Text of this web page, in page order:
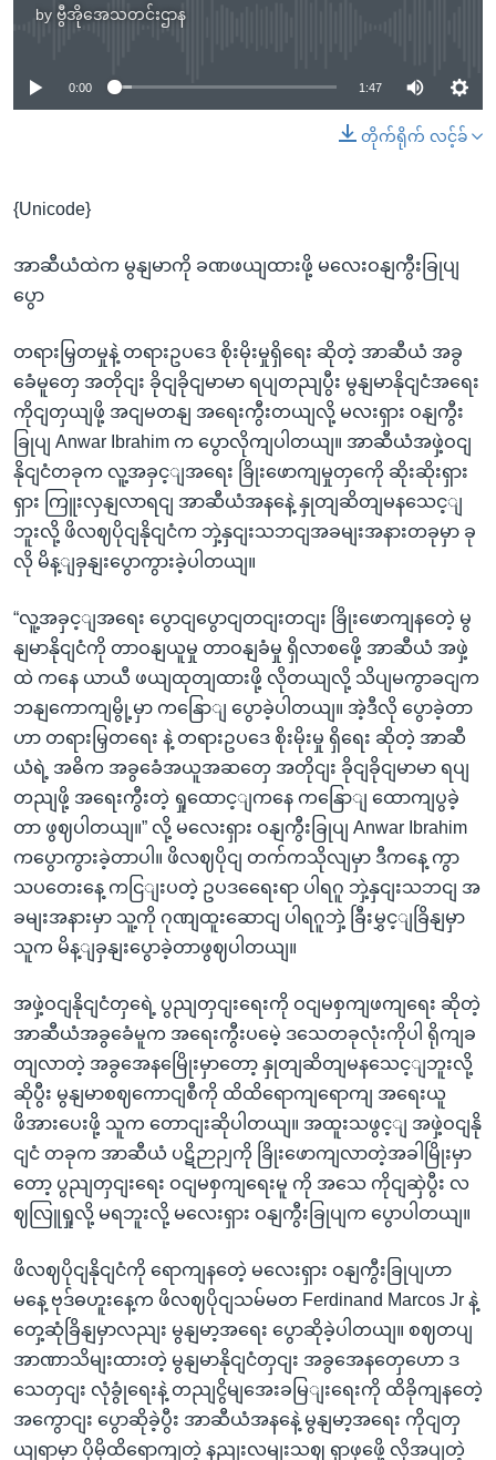
by ဗွီအိုအေသတင်းဌာန
No media source currently available
0:00 1:47
တိုက်ရိုက် လင့်ခ်
{Unicode}
အာဆီယံထဲက မွနျမာကို ခဏဖယျထားဖို့ မလေးဝနျကွီးခြုပျ
ပွော
တရားမြှတမှုနဲ့ တရားဥပဒေ စိုးမိုးမှုရှိရေး ဆိုတဲ့ အာဆီယံ အခွ
ခေံမူတှေ အတိုငျး ခိုငျခိုငျမာမာ ရပျတညျပွီး မွနျမာနိုငျငံအရေး
ကိုငျတှယျဖို့ အငျမတနျ အရေးကွီးတယျလို့ မလးရှား ဝနျကွီး
ခြုပျ Anwar Ibrahim က ပွောလိုကျပါတယျ။ အာဆီယံအဖှဲ့ဝငျ
နိုငျငံတခုက လူ့အခှင့ျအရေး ခြိုးဖောကျမှုတှကေို ဆိုးဆိုးရှား
ရှား ကြူးလှနျလာရငျ အာဆီယံအနနေဲ့ နှုတျဆိတျမနသေင့ျ
ဘူးလို့ ဖိလဈပိုငျနိုငျငံက ဘှဲ့နှငျးသဘငျအခမျးအနားတခုမှာ ခု
လို မိန့ျခှနျးပွောကွားခဲ့ပါတယျ။
“လူ့အခှင့ျအရေး ပွောငျပွောငျတငျးတငျး ခြိုးဖောကျနတေဲ့ မွ
နျမာနိုငျငံကို တာဝနျယူမှု တာဝနျခံမှု ရှိလာစဖေို့ အာဆီယံ အဖှဲ့
ထဲ ကနေ ယာယီ ဖယျထုတျထားဖို့ လိုတယျလို့ သိပျမကွာခငျက
ဘနျကောကျမွို့မှာ ကနြောျ ပွောခဲ့ပါတယျ။ အဲ့ဒီလို ပွောခဲ့တာ
ဟာ တရားမြှတရေး နဲ့ တရားဥပဒေ စိုးမိုးမှု ရှိရေး ဆိုတဲ့ အာဆီ
ယံရဲ့ အဓိက အခွခေံအယူအဆတှေ အတိုငျး ခိုငျခိုငျမာမာ ရပျ
တညျဖို့ အရေးကွီးတဲ့ ရှုထောင့ျကနေ ကနြောျ ထောကျပွခဲ့
တာ ဖွဈပါတယျ။” လို့ မလေးရှား ဝနျကွီးခြုပျ Anwar Ibrahim
ကပွောကွားခဲ့တာပါ။ ဖိလဈပိုငျ တက်ကသိုလျမှာ ဒီကနေ့ ကွာ
သပတေးနေ့ ကငြျးပတဲ့ ဥပဒရေေးရာ ပါရဂူ ဘှဲ့နှငျးသဘငျ အ
ခမျးအနားမှာ သူ့ကို ဂုဏျထူးဆောငျ ပါရဂူဘှဲ့ ခြီးမွှင့ျခြိနျမှာ
သူက မိန့ျခှနျးပွောခဲ့တာဖွဈပါတယျ။
အဖှဲ့ဝငျနိုငျငံတှရေဲ့ ပွညျတှငျးရေးကို ဝငျမစှကျဖကျရေး ဆိုတဲ့
အာဆီယံအခွခေံမူက အရေးကွီးပမေဲ့ ဒသေတခုလုံးကိုပါ ရိုကျခ
တျလာတဲ့ အခွအေနမြေိုးမှာတော့ နှုတျဆိတျမနသေင့ျဘူးလို့
ဆိုပွီး မွနျမာစဈကောငျစီကို ထိထိရောကျရောကျ အရေးယူ
ဖိအားပေးဖို့ သူက တောငျးဆိုပါတယျ။ အထူးသဖွင့ျ အဖှဲ့ဝငျနို
ငျငံ တခုက အာဆီယံ ပဋိဉာဉျကို ခြိုးဖောကျလာတဲ့အခါမြိုးမှာ
တော့ ပွညျတှငျးရေး ဝငျမစှကျရေးမူ ကို အသေ ကိုငျဆှဲပွီး လ
ဈလြူရှုလို့ မရဘူးလို့ မလေးရှား ဝနျကွီးခြုပျက ပွောပါတယျ။
ဖိလဈပိုငျနိုငျငံကို ရောကျနတေဲ့ မလေးရှား ဝနျကွီးခြုပျဟာ
မနေ့ ဗုဒ်ဓဟူးနေ့က ဖိလဈပိုငျသမ်မတ Ferdinand Marcos Jr နဲ့
တှေ့ဆုံခြိနျမှာလညျး မွနျမာ့အရေး ပွောဆိုခဲ့ပါတယျ။ စဈတပျ
အာဏာသိမျးထားတဲ့ မွနျမာနိုငျငံတှငျး အခွအေနတှေဟော ဒ
သေတှငျး လုံခွုံရေးနဲ့ တညျငွိမျအေးခမြျးရေးကို ထိခိုကျနတေဲ့
အကွောငျး ပွောဆိုခဲ့ပွီး အာဆီယံအနနေဲ့ မွနျမာ့အရေး ကိုငျတှ
ယျရာမှာ ပိုမိုထိရောကျတဲ့ နညျးလမျးသဈ ရှာဖှဖေို့ လိုအပျတဲ့